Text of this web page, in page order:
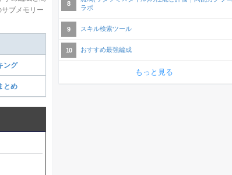
ブメモリー
ング
とめ
ラボ
スキル検索ツール
おすすめ最強編成
もっと見る